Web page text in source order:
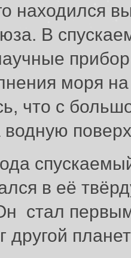
находился
В
моря
что с
водную
в её
стал
другой